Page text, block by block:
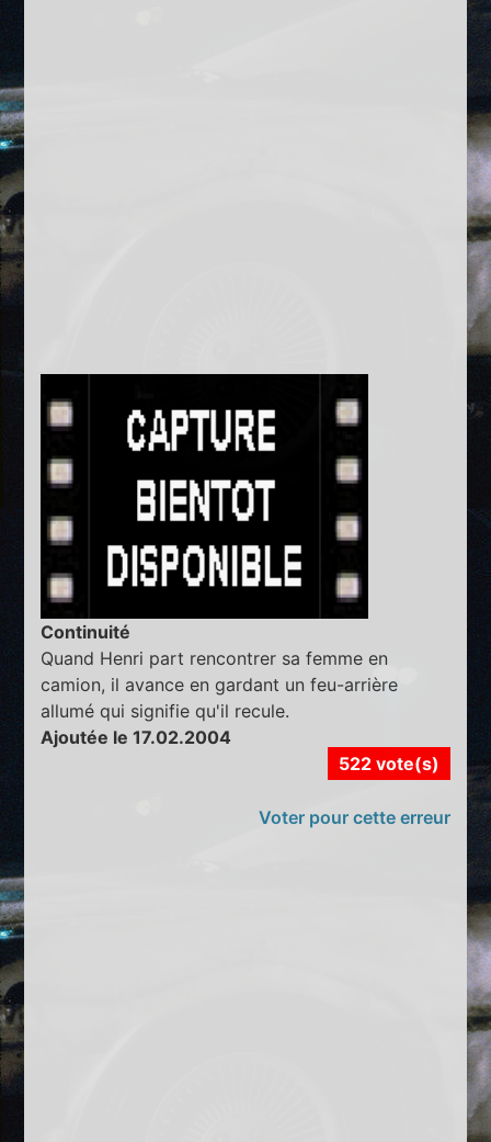
Continuité
Quand Henri part rencontrer sa femme en
camion, il avance en gardant un feu-arrière
allumé qui signifie qu'il recule.
Ajoutée le 17.02.2004
522 vote(s)
Voter pour cette erreur